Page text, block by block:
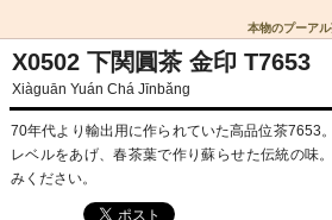
本物のプーア
X0502 下関圓茶 金印 T7653
Xiàguān Yuán Chá Jīnbǎng
70年代より輸出用に作られていた高品位茶7653
レベルをあげ、春茶葉で作り蘇らせた伝統の味
みください。